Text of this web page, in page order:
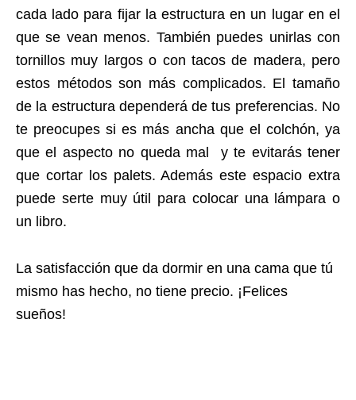
cada lado para fijar la estructura en un lugar en el
que se vean menos. También puedes unirlas con
tornillos muy largos o con tacos de madera, pero
estos métodos son más complicados. El tamaño
de la estructura dependerá de tus preferencias. No
te preocupes si es más ancha que el colchón, ya
que el aspecto no queda mal y te evitarás tener
que cortar los palets. Además este espacio extra
puede serte muy útil para colocar una lámpara o
un libro.
La satisfacción que da dormir en una cama que tú
mismo has hecho, no tiene precio. ¡Felices
sueños!